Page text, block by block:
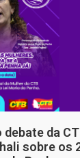
debate da
sobre os